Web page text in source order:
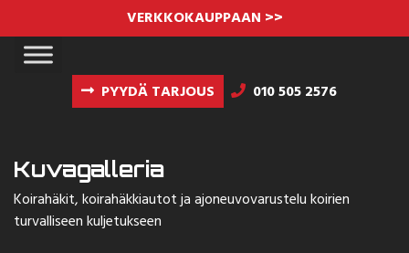
VERKKOKAUPPAAN >>
PYYDÄ TARJOUS 010 505 2576
Kuvagalleria
Koirahäkit, koirahäkkiautot ja ajoneuvovarustelu koirien
turvalliseen kuljetukseen